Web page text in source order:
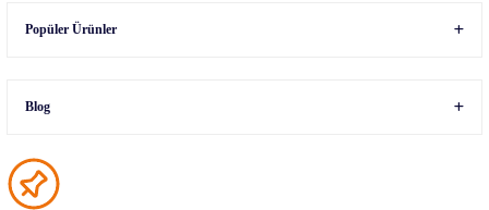
Popüler Ürünler
Blog